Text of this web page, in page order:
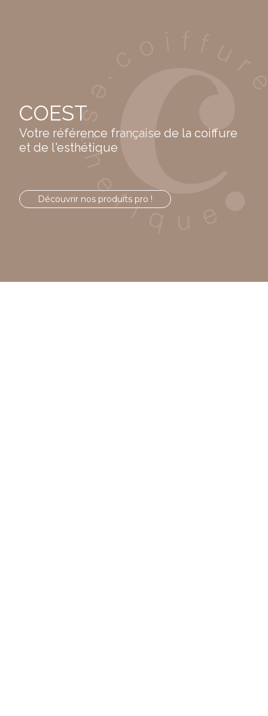
COEST
Votre référence française de la coiffure
et de l'esthétique
Découvrir nos produits pro !